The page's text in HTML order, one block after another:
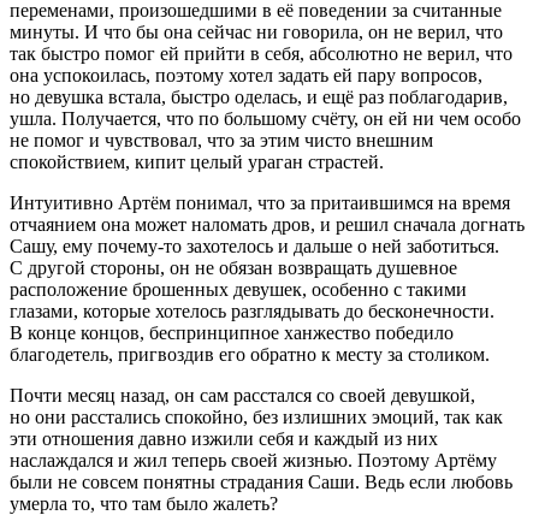
переменами, произошедшими в её поведении за считанные
минуты. И что бы она сейчас ни говорила, он не верил, что
так быстро помог ей прийти в себя, абсолютно не верил, что
она успокоилась, поэтому хотел задать ей пару вопросов,
но девушка встала, быстро оделась, и ещё раз поблагодарив,
ушла. Получается, что по большому счёту, он ей ни чем особо
не помог и чувствовал, что за этим чисто внешним
спокойствием, кипит целый ураган страстей.
Интуитивно Артём понимал, что за притаившимся на время
отчаянием она может наломать дров, и решил сначала догнать
Сашу, ему почему-то захотелось и дальше о ней заботиться.
С другой стороны, он не обязан возвращать душевное
расположение брошенных девушек, особенно с такими
глазами, которые хотелось разглядывать до бесконечности.
В конце концов, беспринципное ханжество победило
благодетель, пригвоздив его обратно к месту за столиком.
Почти месяц назад, он сам расстался со своей девушкой,
но они расстались спокойно, без излишних эмоций, так как
эти отношения давно изжили себя и каждый из них
наслаждался и жил теперь своей жизнью. Поэтому Артёму
были не совсем понятны страдания Саши. Ведь если любовь
умерла то, что там было жалеть?